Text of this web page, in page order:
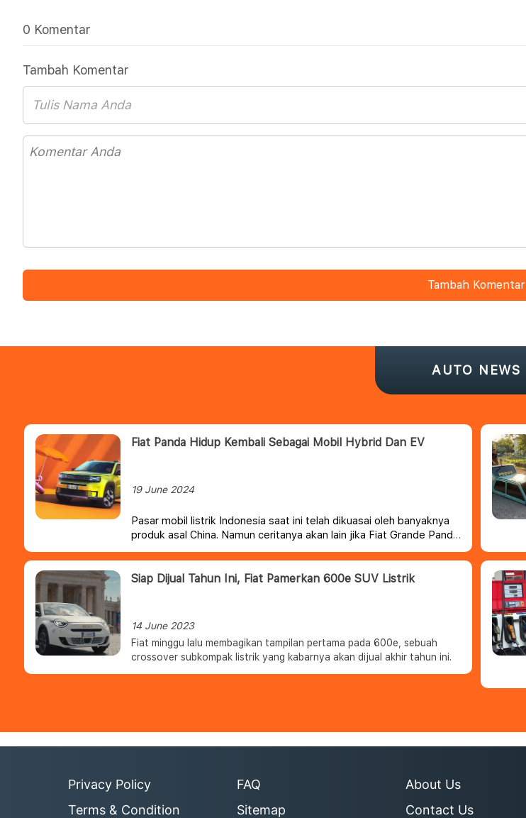
0 Komentar
Tambah Komentar
Tambah Komentar
AUTO NEWS
Fiat Panda Hidup Kembali Sebagai Mobil Hybrid Dan EV
19 June 2024
Pasar mobil listrik Indonesia saat ini telah dikuasai oleh banyaknya
produk asal China. Namun ceritanya akan lain jika Fiat Grande Panda
terbaru benar-benar masuk ke Tanah Air.
Siap Dijual Tahun Ini, Fiat Pamerkan 600e SUV Listrik
14 June 2023
Fiat minggu lalu membagikan tampilan pertama pada 600e, sebuah
crossover subkompak listrik yang kabarnya akan dijual akhir tahun ini.
Privacy Policy
Terms & Condition
FAQ
Sitemap
About Us
Contact Us